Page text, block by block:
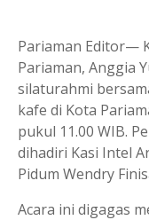
Pariaman Editor—
Pariaman, Anggia
silaturahmi
kafe di Kota
pukul 11.00 WIB.
dihadiri Kasi Intel
Pidum Wendry
Acara ini digagas